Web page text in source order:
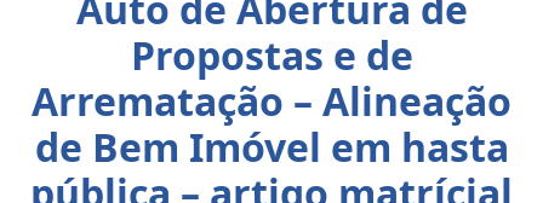
Propostas e de
Arrematação – Alineação
de Bem Imóvel em hasta